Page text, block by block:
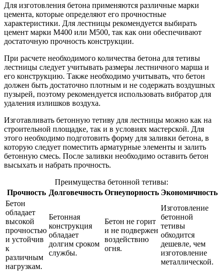
Для изготовления бетона применяются различные марки
цемента, которые определяют его прочностные
характеристики. Для лестницы рекомендуется выбирать
цемент марки М400 или М500, так как они обеспечивают
достаточную прочность конструкции.
При расчете необходимого количества бетона для тетивы
лестницы следует учитывать размеры лестничного марша и
его конструкцию. Также необходимо учитывать, что бетон
должен быть достаточно плотным и не содержать воздушных
пузырей, поэтому рекомендуется использовать вибратор для
удаления излишков воздуха.
Изготавливать бетонную тетиву для лестницы можно как на
строительной площадке, так и в условиях мастерской. Для
этого необходимо подготовить форму для заливки бетона, в
которую следует поместить арматурные элементы и залить
бетонную смесь. После заливки необходимо оставить бетон
высыхать и набрать прочность.
Преимущества бетонной тетивы:
Прочность Долговечность Огнеупорность Экономичность
Бетон
обладает
высокой
прочностью
и устойчив
к
различным
нагрузкам.
Бетонная
конструкция
обладает
долгим сроком
службы.
Бетон не горит
и не подвержен
воздействию
огня.
Изготовление
бетонной
тетивы
обходится
дешевле, чем
изготовление
металлической.